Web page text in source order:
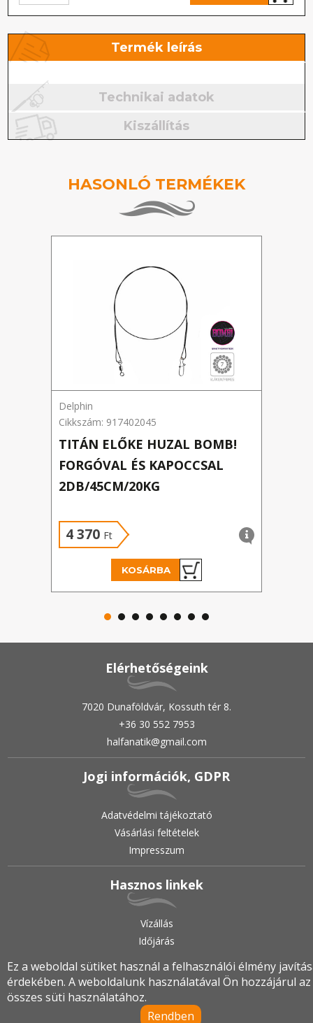
Termék leírás
Technikai adatok
Kiszállítás
HASONLÓ TERMÉKEK
Delphin
Cikkszám: 917402045
TITÁN ELŐKE HUZAL BOMB!
FORGÓVAL ÉS KAPOCCSAL
2DB/45CM/20KG
4 370 Ft
KOSÁRBA
Elérhetőségeink
7020 Dunaföldvár, Kossuth tér 8.
+36 30 552 7953
halfanatik@gmail.com
Jogi információk, GDPR
Adatvédelmi tájékoztató
Vásárlási feltételek
Impresszum
Hasznos linkek
Vízállás
Időjárás
2019.•© halfanatik.hu•Minden jog fenntartva!
Ez a weboldal sütiket használ a felhasználói élmény
érdekében. A weboldalunk használatával Ön hozzájárul az
összes süti használatához.
Rendben